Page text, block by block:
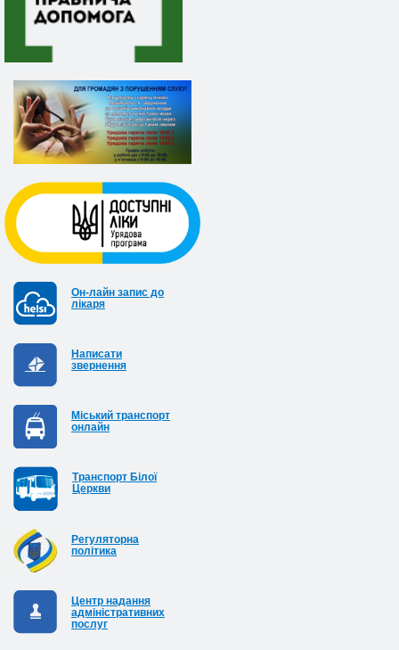
Он-лайн запис до
лікаря
Написати
звернення
Міський транспорт
онлайн
Транспорт Білої
Церкви
Регуляторна
політика
Центр надання
адміністративних
послуг